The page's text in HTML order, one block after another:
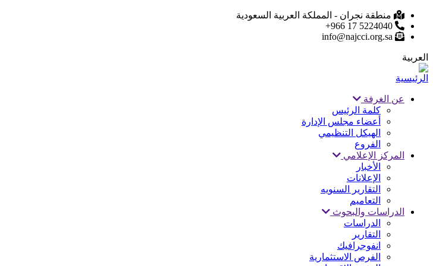
تجاوز
المحتوى
منطقة نجران - المملكة العربية السعودية
العربية
navigation
عن الغرفة
كلمة الرئيس
أعضاء مجلس الإدارة
الهيكل التنظيمي
الفروع
المركز الإعلامي
الأخبار
الإعلانات
التقارير السنويه
التعاميم
الدراسات والبحوث
الدراسات
التقارير
انفوجرافيك
الفرص الاستثمارية